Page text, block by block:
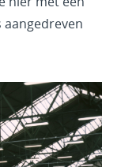
aangedreven